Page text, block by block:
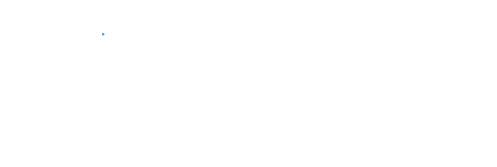
Začať ešte dnes